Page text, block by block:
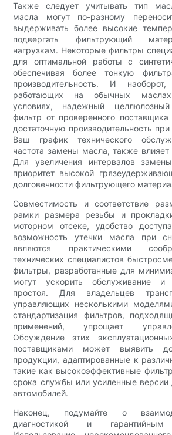
Также следует учитывать тип
масла могут по-разному
выдерживать более высокие
подвергать фильтрующий
нагрузкам. Некоторые фильтры
для оптимальной работы с
обеспечивая более тонкую
производительность. И
работающих на обычных
условиях, надежный
фильтр от проверенного
достаточную производительность
Ваш график технического
частота замены масла, также
Для увеличения интервалов
приоритет высокой
долговечности фильтрующего
Совместимость и соответствие
рамки размера резьбы и
моторном отсеке, удобство
возможность утечки масла при
являются практическими
технических специалистов
фильтры, разработанные для
могут ускорить обслуживание и
простоя. Для владельцев
управляющих несколькими
стандартизация фильтров,
применений, упрощает
Обсуждение этих
поставщиками может выявить
продукции, адаптированные к
такие как высокоэффективные
срока службы или усиленные
автомобилей.
Наконец, подумайте о
диагностикой и гарантийным